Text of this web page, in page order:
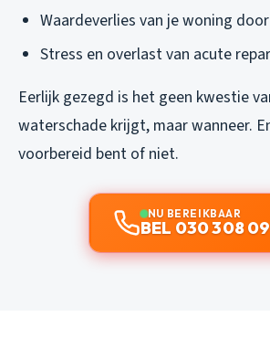
Waardeverlies van je woning
Stress en overlast van acute
Eerlijk gezegd is het geen kwestie
waterschade krijgt, maar wanneer.
voorbereid bent of niet.
NU BEREIKBAAR
BEL 030 308